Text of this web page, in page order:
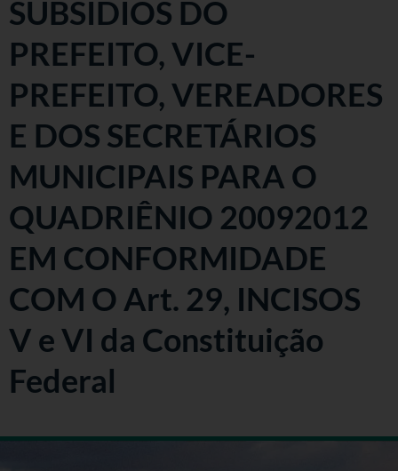
SUBSÍDIOS DO
PREFEITO, VICE-
PREFEITO, VEREADORES
E DOS SECRETÁRIOS
MUNICIPAIS PARA O
QUADRIÊNIO 20092012
EM CONFORMIDADE
COM O Art. 29, INCISOS
V e VI da Constituição
Federal